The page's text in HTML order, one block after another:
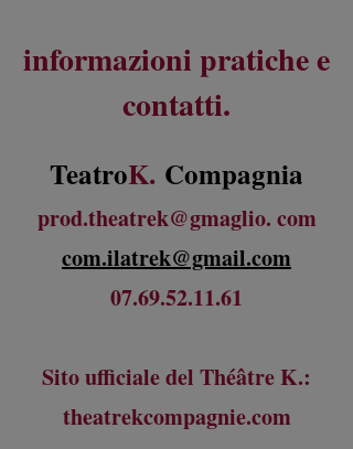
informazioni pratiche e
contatti.
TeatroK. Compagnia
prod.theatrek@gmaglio. com
com.ilatrek@gmail.com
07.69.52.11.61
Sito ufficiale del Théâtre K.:
theatrekcompagnie.com